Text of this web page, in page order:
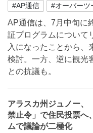
#AP通信 #オーバーツ
AP通信は、7月中旬に
証プログラムについて
入になったことから、
検討。一方、逆に観光
との抗議も。
アラスカ州ジュノー、
禁止令」で住民投票へ
ムで議論が二極化